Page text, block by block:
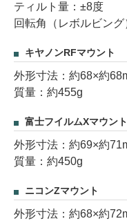
ティルト量：±8度
回転角（レボルビン
キヤノンRFマウント
外形寸法：約68×約
質量：約455g
富士フイルムXマウント
外形寸法：約69×約
質量：約450g
ニコンZマウント
外形寸法：約68×約